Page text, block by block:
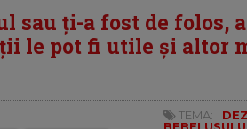
sau ți-a fost de folos,
le pot fi utile și altor
TEMA: